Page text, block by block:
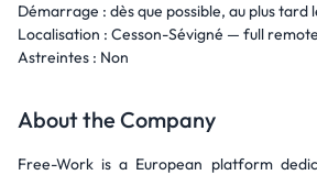
Démarrage : dès que possible, au plus
Localisation : Cesson-Sévigné — full
Astreintes : Non
About the Company
Free-Work is a European platform